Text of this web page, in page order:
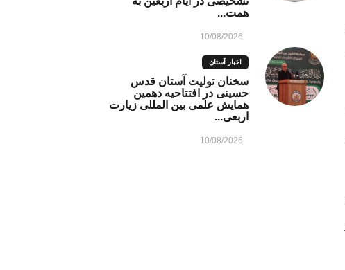
همت...
10/08/2026
اخبار آستان
سخنان تولیت آستان قدس
حسینی در افتتاحیه دهمین
همایش علمی بین ‌المللی زیارت
اربعی...
10/08/2026